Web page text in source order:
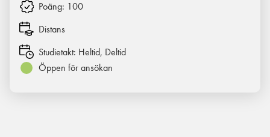
Poäng: 100
Distans
Studietakt: Heltid, Deltid
Öppen för ansökan